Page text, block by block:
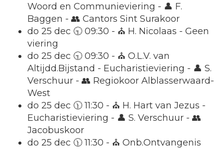
Woord en Communieviering - 👤 F.
Baggen - 👥 Cantors Sint Surakoor
do 25 dec 🕤 09:30 - ⛪ H. Nicolaas - Geen
viering
do 25 dec 🕤 09:30 - ⛪ O.L.V. van
Altijdd.Bijstand - Eucharistieviering - 👤 S.
Verschuur - 👥 Regiokoor Alblasserwaard-
West
do 25 dec 🕦 11:30 - ⛪ H. Hart van Jezus -
Eucharistieviering - 👤 S. Verschuur - 👥
Jacobuskoor
do 25 dec 🕦 11:30 - ⛪ Onb.Ontvangenis